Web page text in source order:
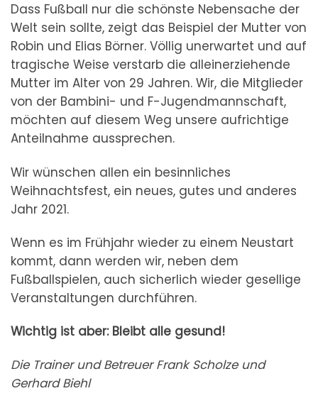
Dass Fußball nur die schönste Nebensache der
Welt sein sollte, zeigt das Beispiel der Mutter von
Robin und Elias Börner. Völlig unerwartet und auf
tragische Weise verstarb die alleinerziehende
Mutter im Alter von 29 Jahren. Wir, die Mitglieder
von der Bambini- und F-Jugendmannschaft,
möchten auf diesem Weg unsere aufrichtige
Anteilnahme aussprechen.
Wir wünschen allen ein besinnliches
Weihnachtsfest, ein neues, gutes und anderes
Jahr 2021.
Wenn es im Frühjahr wieder zu einem Neustart
kommt, dann werden wir, neben dem
Fußballspielen, auch sicherlich wieder gesellige
Veranstaltungen durchführen.
Wichtig ist aber: Bleibt alle gesund!
Die Trainer und Betreuer Frank Scholze und
Gerhard Biehl